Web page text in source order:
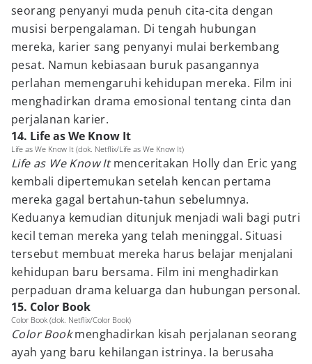
seorang penyanyi muda penuh cita-cita dengan
musisi berpengalaman. Di tengah hubungan
mereka, karier sang penyanyi mulai berkembang
pesat. Namun kebiasaan buruk pasangannya
perlahan memengaruhi kehidupan mereka. Film ini
menghadirkan drama emosional tentang cinta dan
perjalanan karier.
14. Life as We Know It
Life as We Know It (dok. Netflix/Life as We Know It)
Life as We Know Itmenceritakan Holly dan Eric yang
kembali dipertemukan setelah kencan pertama
mereka gagal bertahun-tahun sebelumnya.
Keduanya kemudian ditunjuk menjadi wali bagi putri
kecil teman mereka yang telah meninggal. Situasi
tersebut membuat mereka harus belajar menjalani
kehidupan baru bersama. Film ini menghadirkan
perpaduan drama keluarga dan hubungan personal.
15. Color Book
Color Book (dok. Netflix/Color Book)
Color Bookmenghadirkan kisah perjalanan seorang
ayah yang baru kehilangan istrinya. Ia berusaha